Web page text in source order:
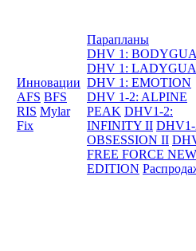
Инновации
AFS BFS
RIS Mylar
Fix
Парапланы
DHV 1:
DHV 1:
DHV 1: EMOTION
DHV 1-2: ALPINE
PEAK DHV1-2:
INFINITY II
OBSESSION II
FREE FORCE NEW
EDITION